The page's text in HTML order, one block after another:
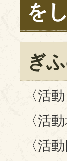
を
ぎ
〈活
〈活
〈活